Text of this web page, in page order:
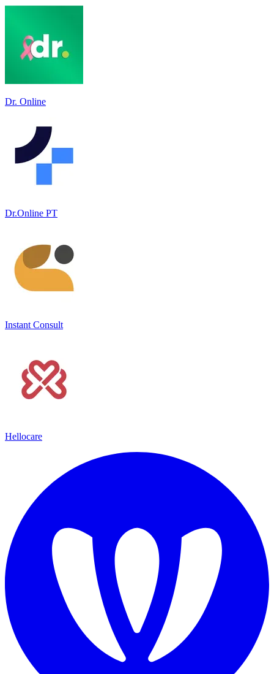
Dr. Online
Dr.Online PT
Instant Consult
Hellocare